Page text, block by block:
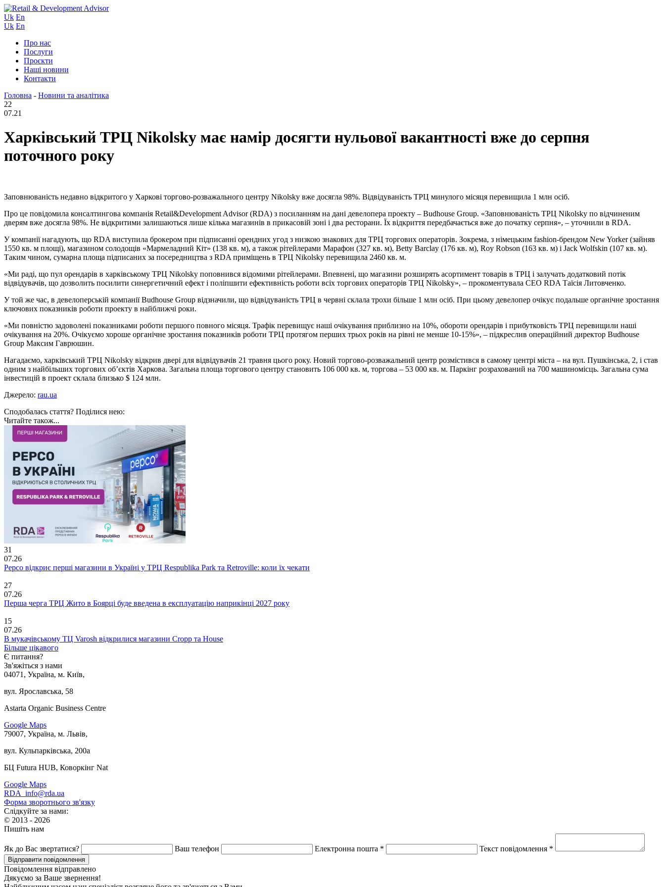
Uk En
Uk En
Про нас
Послуги
Проєкти
Наші новини
Контакти
Головна - Новини та аналітика
22
07.21
Харківський ТРЦ Nikolsky має намір досягти нульової вакантності вже до серпня
поточного року
Заповнюваність недавно відкритого у Харкові торгово-розважального центру Nikolsky вже досягла 98%. Відвідуваність ТРЦ минулого місяця перевищила 1 млн осіб.
Про це повідомила консалтингова компанія Retail&Development Advisor (RDA) з посиланням на дані девелопера проекту – Budhouse Group. «Заповнюваність ТРЦ Nikolsky по відчиненим
дверям вже досягла 98%. Не відкритими залишаються лише кілька магазинів в прикасовій зоні і два ресторани. Їх відкриття передбачається вже до початку серпня», – уточнили в RDA.
У компанії нагадують, що RDA виступила брокером при підписанні орендних угод з низкою знакових для ТРЦ торгових операторів. Зокрема, з німецьким fashion-брендом New Yorker (зайняв
1550 кв. м площі), магазином солодощів «Мармеладний Кіт» (138 кв. м), а також рітейлерами Марафон (327 кв. м), Betty Barclay (176 кв. м), Roy Robson (163 кв. м) і Jack Wolfskin (107 кв. м).
Таким чином, сумарна площа підписаних за посередництва з RDA приміщень в ТРЦ Nikolsky перевищила 2460 кв. м.
«Ми раді, що пул орендарів в харківському ТРЦ Nikolsky поповнився відомими рітейлерами. Впевнені, що магазини розширять асортимент товарів в ТРЦ і залучать додатковий потік
відвідувачів, що дозволить посилити синергетичний ефект і поліпшити ефективність роботи всіх торгових операторів ТРЦ Nikolsky», – прокоментувала СЕО RDA Таїсія Литовченко.
У той же час, в девелоперській компанії Budhouse Group відзначили, що відвідуваність ТРЦ в червні склала трохи більше 1 млн осіб. При цьому девелопер очікує подальше органічне зростання
ключових показників роботи проекту в найближчі роки.
«Ми повністю задоволені показниками роботи першого повного місяця. Трафік перевищує наші очікування приблизно на 10%, обороти орендарів і прибутковість ТРЦ перевищили наші
очікування на 20%. Очікуємо хороше органічне зростання показників роботи ТРЦ протягом перших трьох років на рівні не менше 10-15%», – підкреслив операційний директор Budhouse
Group Максим Гаврюшин.
Нагадаємо, харківський ТРЦ Nikolsky відкрив двері для відвідувачів 21 травня цього року. Новий торгово-розважальний центр розмістився в самому центрі міста – на вул. Пушкінська, 2, і став
одним з найбільших торгових об’єктів Харкова. Загальна площа торгового центру становить 106 000 кв. м, торгова – 53 000 кв. м. Паркінг розрахований на 700 машиномісць. Загальна сума
інвестицій в проект склала близько $ 124 млн.
Джерело: rau.ua
Сподобалась стаття? Поділися нею:
Читайте також...
31
07.26
Pepco відкриє перші магазини в Україні у ТРЦ Respublika Park та Retroville: коли їх чекати
27
07.26
Перша черга ТРЦ Жито в Боярці буде введена в експлуатацію наприкінці 2027 року
15
07.26
В мукачівському ТЦ Varosh відкрилися магазини Cropp та House
Більше цікавого
Є питання?
Зв'яжіться з нами
04071, Україна, м. Київ,
вул. Ярославська, 58
Astarta Organic Business Centre
Google Maps
79007, Україна, м. Львів,
вул. Кульпарківська, 200а
БЦ Futura HUB, Коворкінг Nat
Google Maps
RDA_info@rda.ua
Форма зворотнього зв'язку
Слідкуйте за нами:
© 2013 - 2026
Пишіть нам
Як до Вас звертатися? Ваш телефон Електронна пошта * Текст повідомлення *
Повідомлення відправлено
Дякуємо за Ваше звернення!